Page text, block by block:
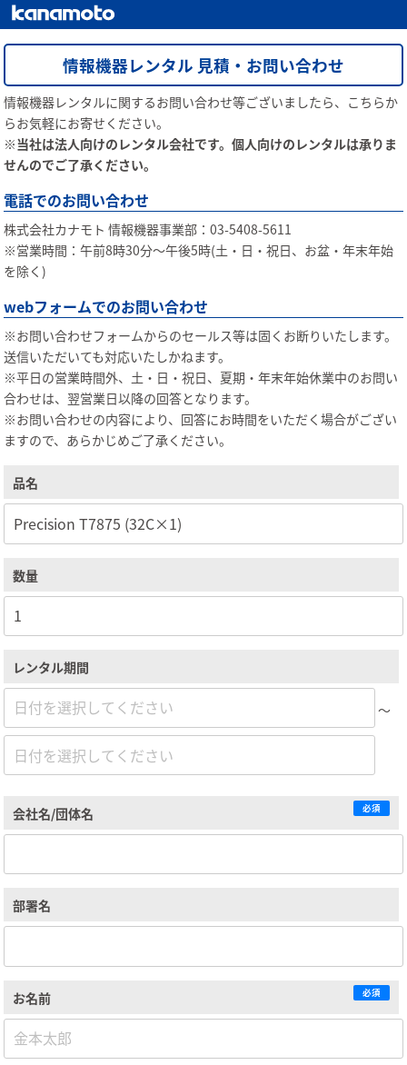
情報機器レンタル 見積・お問い合わせ
情報機器レンタルに関するお問い合わせ等ございましたら、こちらか
らお気軽にお寄せください。
※当社は法人向けのレンタル会社です。個人向けのレンタルは承りま
せんのでご了承ください。
電話でのお問い合わせ
株式会社カナモト 情報機器事業部：03-5408-5611
※営業時間：午前8時30分〜午後5時(土・日・祝日、お盆・年末年始
を除く)
webフォームでのお問い合わせ
※お問い合わせフォームからのセールス等は固くお断りいたします。
送信いただいても対応いたしかねます。
※平日の営業時間外、土・日・祝日、夏期・年末年始休業中のお問い
合わせは、翌営業日以降の回答となります。
※お問い合わせの内容により、回答にお時間をいただく場合がござい
ますので、あらかじめご了承ください。
品名
数量
レンタル期間
～
会社名/団体名 必須
部署名
お名前 必須